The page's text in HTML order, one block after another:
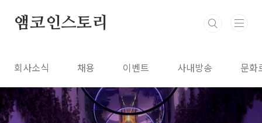
앰코인스토리
회사소식 채용 이벤트 사내방송 문화